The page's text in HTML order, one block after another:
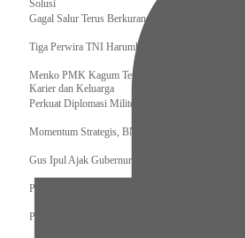
Solusi
Gagal Salur Terus Berkurang, Gus Ipul: 405 Ribu
Tiga Perwira TNI Harumkan Indonesia Di Kancah
Menko PMK Kagum Terhadap Perempuan
Karier dan Keluarga
Perkuat Diplomasi Militer, Panglima TNI Terima
Momentum Strategis, BNPB Terima Kunjungan
Gus Ipul Ajak Gubernur dan Bupati/Wali Kota se-
Panglima TNI Sambut Kedatangan Presiden RI
Pengurus Pusat Pordasi Pacu Dapat Pesan dari Sri